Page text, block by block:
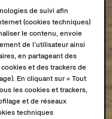
de suivi afin
(cookies techniques)
le contenu, envoie
de l’utilisateur ainsi
en partageant des
et des trackers de
En cliquant sur « Tout
les cookies et trackers,
et de réseaux
techniques